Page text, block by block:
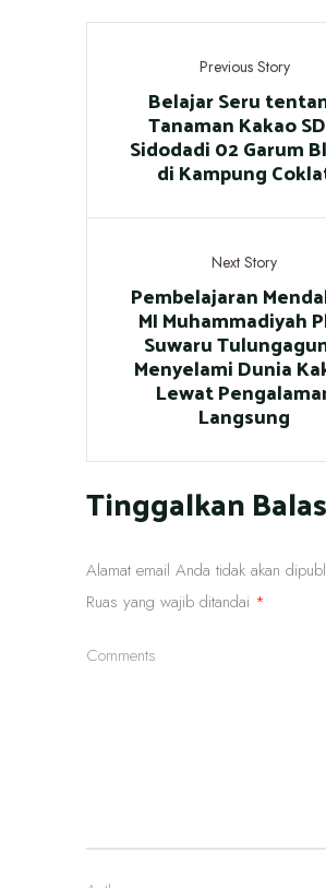
Previous Story
Belajar Seru
Tanaman Kakao
Sidodadi 02 Garum
di Kampung
Next Story
Pembelajaran
MI Muhammadiyah
Suwaru
Menyelami Dunia
Lewat
Langsung
Tinggalkan
Alamat email Anda tidak akan
Ruas yang wajib ditandai *